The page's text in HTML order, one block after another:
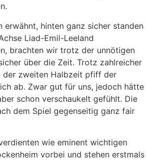
erwähnt, hinten ganz sicher standen
Liad-Emil-Leeland
brachten wir trotz der unnötigen
über die Zeit. Trotz zahlreicher
der zweiten Halbzeit pfiff der
ab. Zwar gut für uns, jedoch hätte
schon verschaukelt gefühlt. Die
dem Spiel gegenseitig ganz fair
wie eminent wichtigen
vorbei und stehen erstmals